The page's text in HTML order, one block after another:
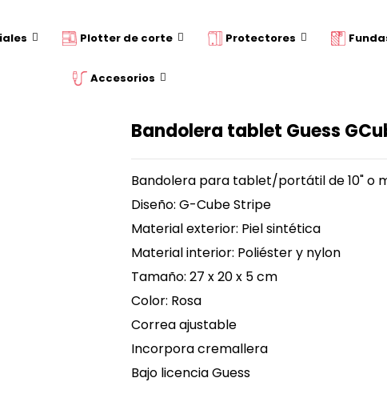
Plotter de corte Protectores
Accesorios
Bandolera tablet Guess
Bandolera para tablet/portátil de 10" o
Diseño: G-Cube Stripe
Material exterior: Piel sintética
Material interior: Poliéster y nylon
Tamaño: 27 x 20 x 5 cm
Color: Rosa
Correa ajustable
Incorpora cremallera
Bajo licencia Guess